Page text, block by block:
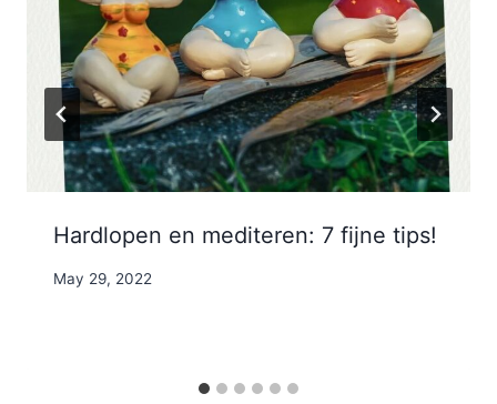
Hardlopen en mediteren: 7 fijne tips!
By
May 29, 2022